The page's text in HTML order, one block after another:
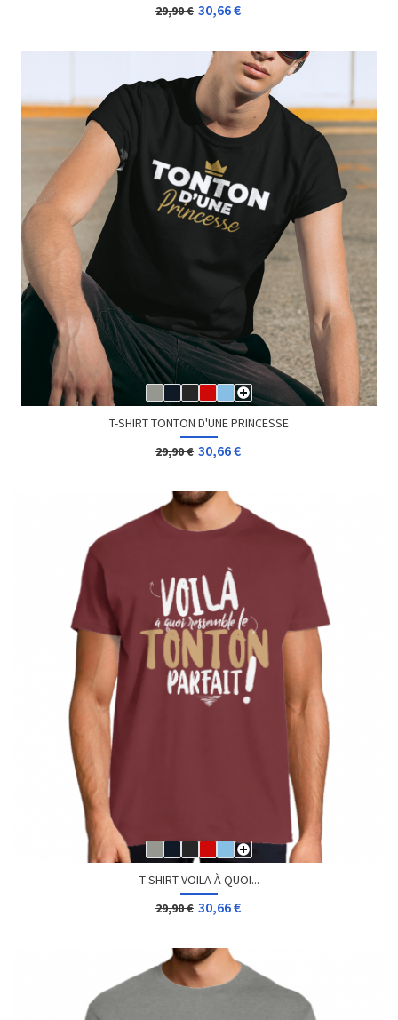
29,90 € 30,66 €
T-SHIRT TONTON D'UNE PRINCESSE
29,90 € 30,66 €
T-SHIRT VOILA À QUOI...
29,90 € 30,66 €